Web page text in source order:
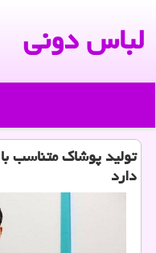
لباس دونی
تولید پوشاک متناسب
دارد